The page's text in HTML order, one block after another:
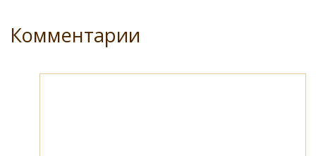
Комментарии